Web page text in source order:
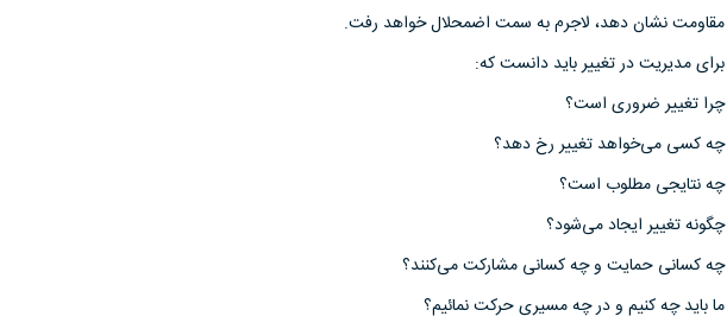
مقاومت نشان دهد، لاجرم به سمت اضمحلال خواهد رفت.
برای مدیریت در تغییر باید دانست که:
چرا تغییر ضروری است؟
چه کسی می‌خواهد تغییر رخ دهد؟
چه نتایجی مطلوب است؟
چگونه تغییر ایجاد می‌شود؟
چه کسانی حمایت و چه کسانی مشارکت می‌کنند؟
ما باید چه کنیم و در چه مسیری حرکت نمائیم؟